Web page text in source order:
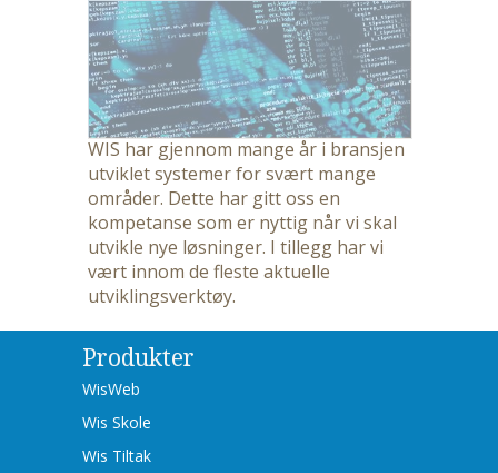
WIS har gjennom mange år i bransjen
utviklet systemer for svært mange
områder. Dette har gitt oss en
kompetanse som er nyttig når vi skal
utvikle nye løsninger. I tillegg har vi
vært innom de fleste aktuelle
utviklingsverktøy.
Produkter
WisWeb
Wis Skole
Wis Tiltak